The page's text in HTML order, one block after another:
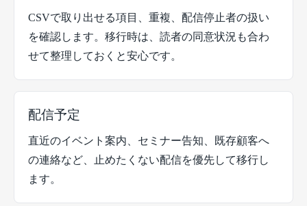
CSVで取り出せる項目、重複、配信停止者の扱い
を確認します。移行時は、読者の同意状況も合わ
せて整理しておくと安心です。
配信予定
直近のイベント案内、セミナー告知、既存顧客へ
の連絡など、止めたくない配信を優先して移行し
ます。